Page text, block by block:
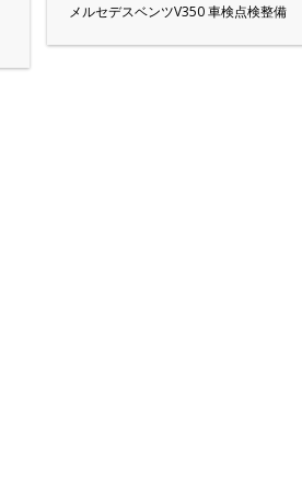
メルセデスベンツV350 車検点検整備